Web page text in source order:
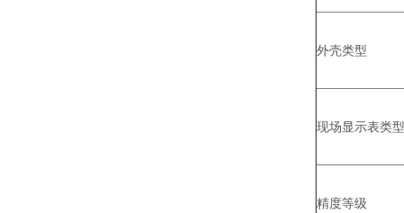
外壳类型
现场显示表类型
精度等级